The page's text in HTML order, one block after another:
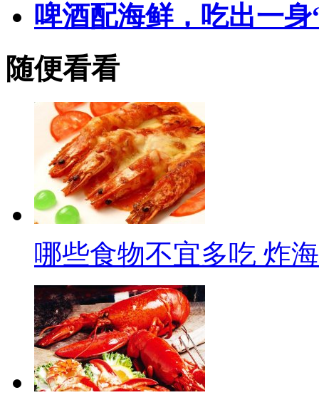
啤酒配海鲜，吃出一身
随便看看
哪些食物不宜多吃 炸